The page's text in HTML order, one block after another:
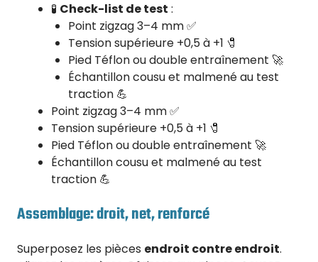
🧪 Check-list de test :
Point zigzag 3–4 mm ✅
Tension supérieure +0,5 à +1 🧷
Pied Téflon ou double entraînement 🚀
Échantillon cousu et malmené au test
traction 💪
Point zigzag 3–4 mm ✅
Tension supérieure +0,5 à +1 🧷
Pied Téflon ou double entraînement 🚀
Échantillon cousu et malmené au test
traction 💪
Assemblage: droit, net, renforcé
Superposez les pièces endroit contre endroit.